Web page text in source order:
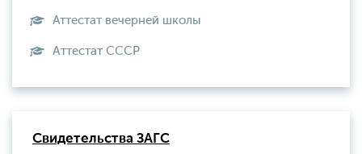
Аттестат вечерней школы
Aттестат СССР
Свидетельства ЗАГС